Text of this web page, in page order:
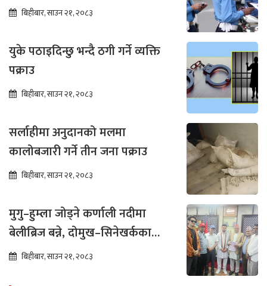
बिहीबार, साउन २१, २०८३
युके पठाइदिन्छु भन्दै ठगी गर्ने व्यक्ति
पक्राउ
बिहीबार, साउन २१, २०८३
सर्लाहीमा अनुदानको मलमा
कालोबजारी गर्ने तीन जना पक्राउ
बिहीबार, साउन २१, २०८३
मुगु–हुम्ला जोड्ने कर्णाली नदीमा
बेलीब्रिज बन्ने, दोमुख–सिनेखर्कका
बासिन्दामा उत्साह
बिहीबार, साउन २१, २०८३